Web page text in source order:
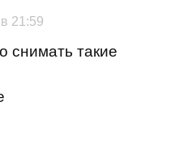
21:59
снимать такие